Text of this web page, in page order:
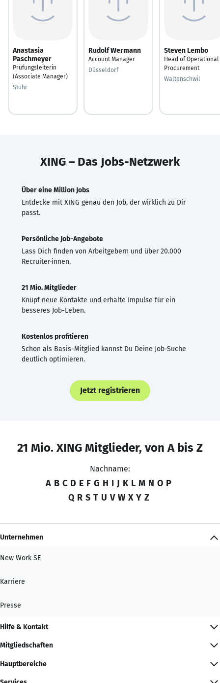
Anastasia
Paschmeyer
Prüfungsleiterin
(Associate Manager)
Stuhr
Rudolf Wermann
Account Manager
Düsseldorf
Steven Lembo
Head of Operational
Procurement
Waltenschwil
XING – Das Jobs-Netzwerk
Über eine Million Jobs
Entdecke mit XING genau den Job, der wirklich zu Dir
passt.
Persönliche Job-Angebote
Lass Dich finden von Arbeitgebern und über 20.000
Recruiter·innen.
21 Mio. Mitglieder
Knüpf neue Kontakte und erhalte Impulse für ein
besseres Job-Leben.
Kostenlos profitieren
Schon als Basis-Mitglied kannst Du Deine Job-Suche
deutlich optimieren.
Jetzt registrieren
21 Mio. XING Mitglieder, von A bis Z
Nachname:
A B C D E F G H I J K L M N O P
Q R S T U V W X Y Z
Unternehmen
New Work SE
Karriere
Presse
Hilfe & Kontakt
Mitgliedschaften
Hauptbereiche